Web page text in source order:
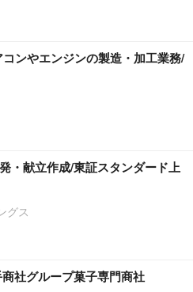
ンやエンジンの製造・加工業務/
・献立作成/東証スタンダード上
グス
社グループ菓子専門商社